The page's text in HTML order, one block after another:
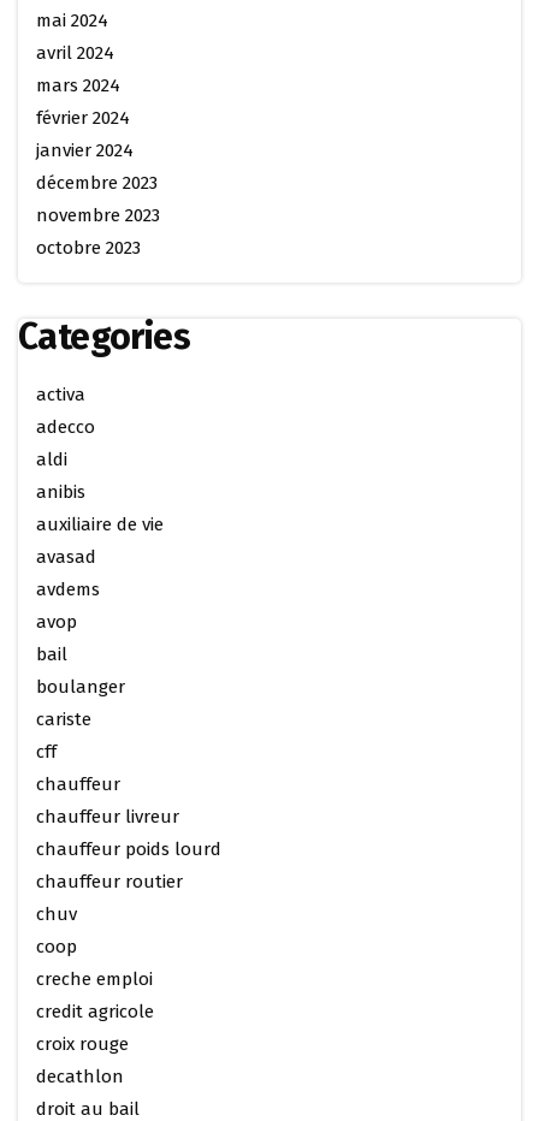
mai 2024
avril 2024
mars 2024
février 2024
janvier 2024
décembre 2023
novembre 2023
octobre 2023
Categories
activa
adecco
aldi
anibis
auxiliaire de vie
avasad
avdems
avop
bail
boulanger
cariste
cff
chauffeur
chauffeur livreur
chauffeur poids lourd
chauffeur routier
chuv
coop
creche emploi
credit agricole
croix rouge
decathlon
droit au bail